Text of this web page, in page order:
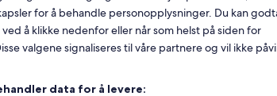
Ons.Onsdag
Tor.Torsdag
Fre.Fredag
Lør.Lørdag
Søn.Søndag Man. Tir.
for å behandle personopplysninger. Du kan
å klikke nedenfor eller når som helst på siden for
valgene signaliseres til våre partnere og vil ikke
data for å levere: